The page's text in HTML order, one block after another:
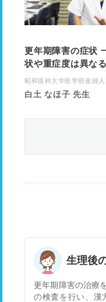
更年期障害の症状
状や重症度は異なる
昭和医科大学医学部産婦
白土 なほ子 先生
生理後
更年期障害の治療
の検査を行い、漢